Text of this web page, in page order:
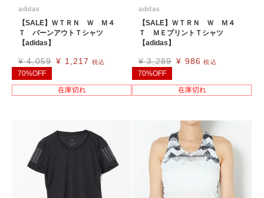
adidas
【SALE】ＷＴＲＮ Ｗ Ｍ４
Ｔ バーンアウトＴシャツ
【adidas】
¥ 4,059 ¥ 1,217 税込
70%OFF
在庫切れ
adidas
【SALE】ＷＴＲＮ Ｗ Ｍ４
Ｔ ＭＥプリントＴシャツ
【adidas】
¥ 3,289 ¥ 986 税込
70%OFF
在庫切れ